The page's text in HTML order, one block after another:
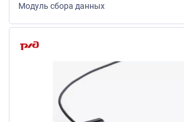
Модуль сбора данных